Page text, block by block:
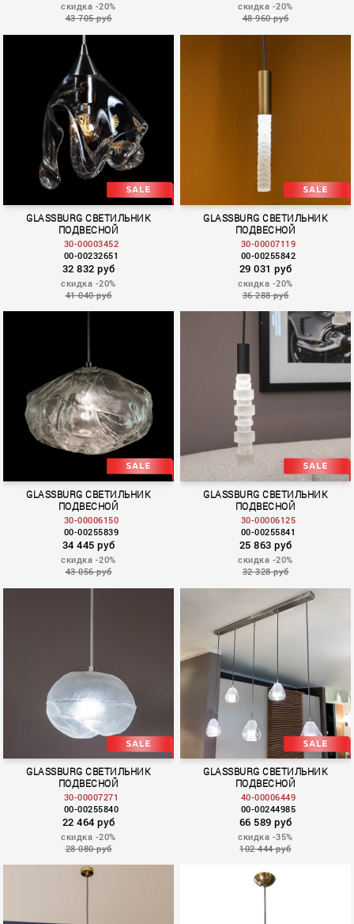
скидка -20%
43 705 руб
скидка -20%
48 960 руб
OPTIC
GLASSBURG СВЕТИЛЬНИК
ПОДВЕСНОЙ
30-00003452
00-00232651
32 832 руб
скидка -20%
41 040 руб
GLASSBURG СВЕТИЛЬНИК
ПОДВЕСНОЙ
30-00007119
00-00255842
29 031 руб
скидка -20%
36 288 руб
GLASSBURG СВЕТИЛЬНИК
ПОДВЕСНОЙ
30-00006150
00-00255839
34 445 руб
скидка -20%
43 056 руб
GLASSBURG СВЕТИЛЬНИК
ПОДВЕСНОЙ
30-00006125
00-00255841
25 863 руб
скидка -20%
32 328 руб
GLASSBURG СВЕТИЛЬНИК
ПОДВЕСНОЙ
30-00007271
00-00255840
22 464 руб
скидка -20%
28 080 руб
GLASSBURG СВЕТИЛЬНИК
ПОДВЕСНОЙ
40-00006449
00-00244985
66 589 руб
скидка -35%
102 444 руб